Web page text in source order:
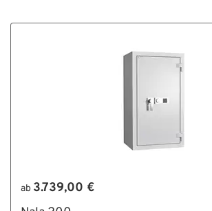
ab 3.739,00 €